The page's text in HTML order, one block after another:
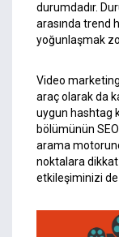
durumdadır.
arasında trend
yoğunlaşmak
Video
araç olarak da
uygun hashtag
bölümünün
arama
noktalara dikkat
etkileşiminizi